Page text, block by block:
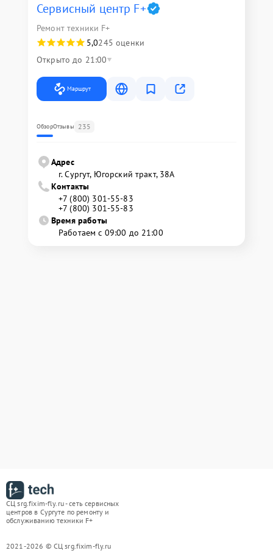
Сервисный центр F+
Ремонт техники F+
5,0245 оценки
Открыто до 21:00
Маршрут
ОбзорОтзывы 235
Адрес
г. Сургут, Югорский тракт, 38А
Контакты
+7 (800) 301-55-83
+7 (800) 301-55-83
Время работы
Работаем с 09:00 до 21:00
СЦ srg.fixim-fly.ru - сеть сервисных
центров в Сургуте по ремонту и
обслуживанию техники F+
2021-2026 © СЦ srg.fixim-fly.ru